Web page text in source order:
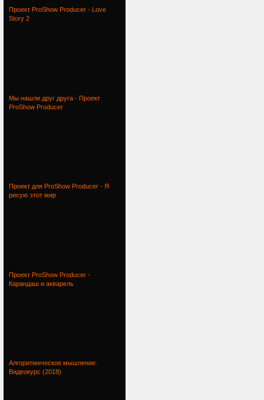
Проект ProShow Producer - Love
Story 2
Мы нашли друг друга - Проект
ProShow Producer
Проект для ProShow Producer - Я
рисую этот мир
Проект ProShow Producer -
Карандаш и акварель
Алгоритмическое мышление.
Видеокурс (2018)